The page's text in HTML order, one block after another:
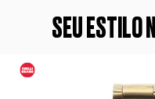
SEU ESTILO